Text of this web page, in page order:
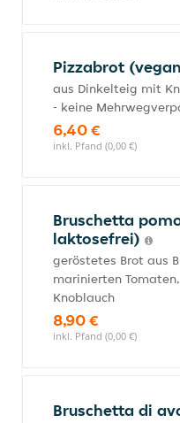
Pizzabrot
aus Dinkelteig mit
- keine
6,40 €
inkl. Pfand (0,00 €)
Bruschetta
laktosefrei)
geröstetes Brot aus
marinierten
Knoblauch
8,90 €
inkl. Pfand (0,00 €)
Bruschetta di